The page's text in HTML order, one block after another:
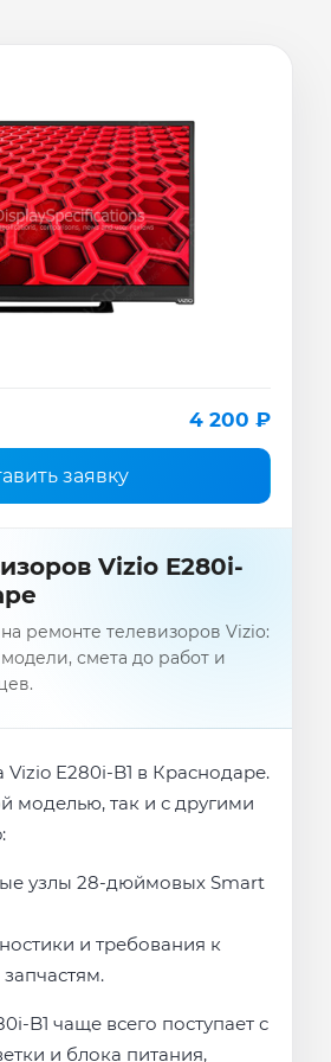
4 200 ₽
заявку
Vizio E280i-
ремонте телевизоров Vizio:
смета до работ и
Vizio E280i-B1 в Краснодаре.
моделью, так и с другими
узлы 28-дюймовых Smart
и требования к
B1 чаще всего поступает с
и блока питания,